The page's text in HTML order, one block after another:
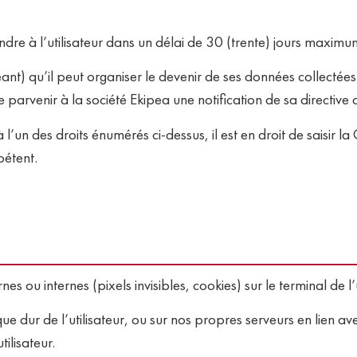
à l’utilisateur dans un délai de 30 (trente) jours
qu’il peut organiser le devenir de ses données
à la société Ekipea une notification de sa directive
des droits énumérés ci-dessus, il est en droit de saisir
ou internes (pixels invisibles, cookies) sur le terminal de
dur de l’utilisateur, ou sur nos propres serveurs en lien